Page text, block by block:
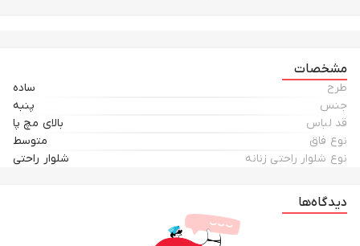
مشخصات
طرح
ساده
جنس
پنبه
قد لباس
بالای مچ پا
نوع فاق
متوسط
نوع شلوار راحتی زنانه
شلوار راحتی
دیدگاه‌ها